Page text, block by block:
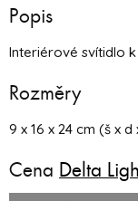
Popis
Interiérové svítidlo k
Rozměry
9 x 16 x 24 cm (š x d
Cena Delta